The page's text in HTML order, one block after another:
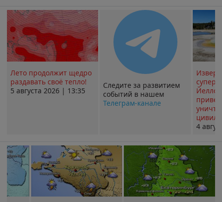
Лето продолжит щедро
раздавать своё тепло!
5 августа 2026 | 13:35
Следите за развитием
событий в нашем
Телеграм-канале
4